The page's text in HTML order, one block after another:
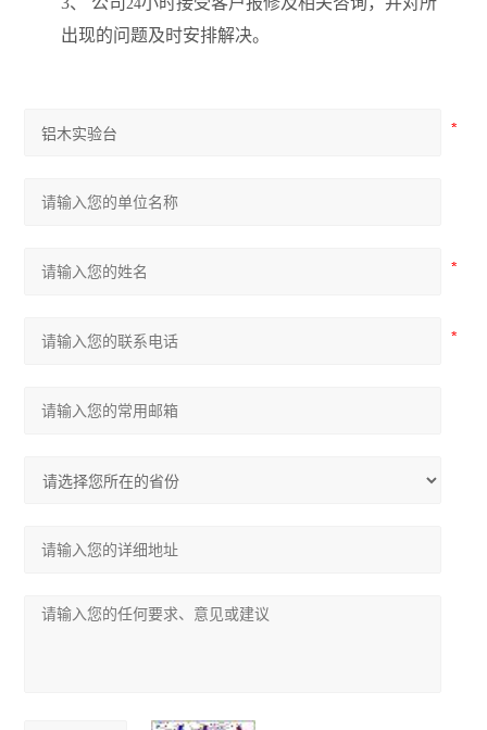
24
出现的问题及时安排解决。